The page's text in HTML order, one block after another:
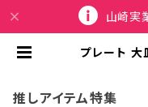
山崎実
プレート 大
推しアイテム特集